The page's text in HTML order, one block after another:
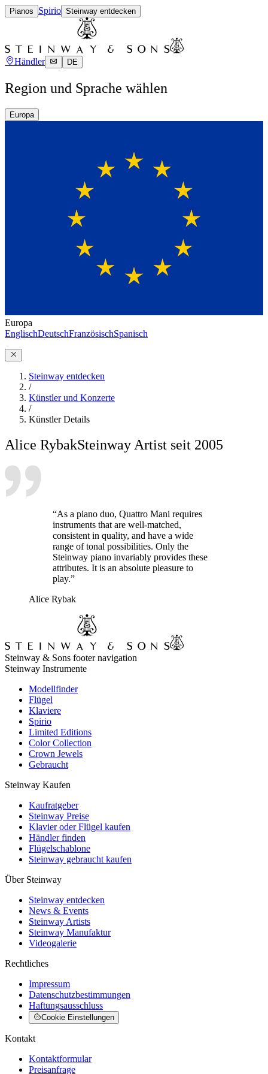
Pianos Spirio Steinway entdecken
Händler DE
Region und Sprache wählen
Europa
Europa
EnglischDeutschFranzösischSpanisch
Steinway entdecken
/
Künstler und Konzerte
/
Künstler Details
Alice RybakSteinway Artist seit 2005
“As a piano duo, Quattro Mani requires
instruments that are well-matched,
consistent in quality, and have a wide
range of tonal possibilities. Only the
Steinway piano invariably provides these
attributes. It is an absolute pleasure to
play.”
Alice Rybak
Steinway & Sons footer navigation
Steinway Instrumente
Modellfinder
Flügel
Klaviere
Spirio
Limited Editions
Color Collection
Crown Jewels
Gebraucht
Steinway Kaufen
Kaufratgeber
Steinway Preise
Klavier oder Flügel kaufen
Händler finden
Flügelschablone
Steinway gebraucht kaufen
Über Steinway
Steinway entdecken
News & Events
Steinway Artists
Steinway Manufaktur
Videogalerie
Rechtliches
Impressum
Datenschutzbestimmungen
Haftungsausschluss
Cookie Einstellungen
Kontakt
Kontaktformular
Preisanfrage